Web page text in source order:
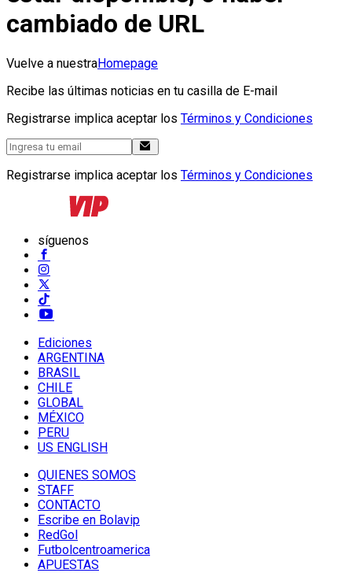
cambiado de URL
Vuelve a nuestraHomepage
Recibe las últimas noticias en tu casilla de E-mail
Registrarse implica aceptar los Términos y Condiciones
Registrarse implica aceptar los Términos y Condiciones
síguenos
Ediciones
ARGENTINA
BRASIL
CHILE
GLOBAL
MÉXICO
PERU
US ENGLISH
QUIENES SOMOS
STAFF
CONTACTO
Escribe en Bolavip
RedGol
Futbolcentroamerica
APUESTAS